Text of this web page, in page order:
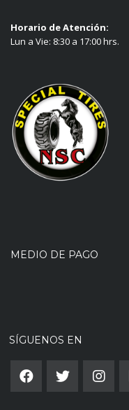
Horario de Atención:
Lun a Vie: 8:30 a 17:00 hrs.
MEDIO DE PAGO
SÍGUENOS EN